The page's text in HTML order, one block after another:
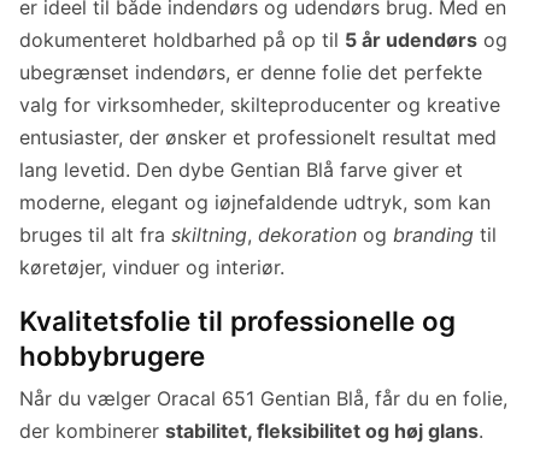
er ideel til både indendørs og udendørs brug. Med en
dokumenteret holdbarhed på op til 5 år udendørs og
ubegrænset indendørs, er denne folie det perfekte
valg for virksomheder, skilteproducenter og kreative
entusiaster, der ønsker et professionelt resultat med
lang levetid. Den dybe Gentian Blå farve giver et
moderne, elegant og iøjnefaldende udtryk, som kan
bruges til alt fra skiltning, dekoration og branding til
køretøjer, vinduer og interiør.
Kvalitetsfolie til professionelle og
hobbybrugere
Når du vælger Oracal 651 Gentian Blå, får du en folie,
der kombinerer stabilitet, fleksibilitet og høj glans.